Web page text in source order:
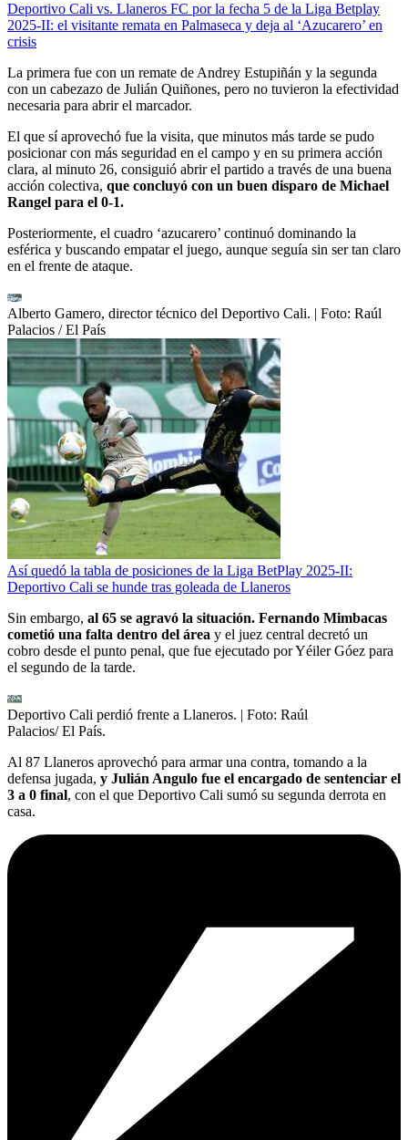
Deportivo Cali vs. Llaneros FC por la fecha 5 de la Liga Betplay
2025-II: el visitante remata en Palmaseca y deja al ‘Azucarero’ en
crisis
La primera fue con un remate de Andrey Estupiñán y la segunda
con un cabezazo de Julián Quiñones, pero no tuvieron la efectividad
necesaria para abrir el marcador.
El que sí aprovechó fue la visita, que minutos más tarde se pudo
posicionar con más seguridad en el campo y en su primera acción
clara, al minuto 26, consiguió abrir el partido a través de una buena
acción colectiva, que concluyó con un buen disparo de Michael
Rangel para el 0-1.
Posteriormente, el cuadro ‘azucarero’ continuó dominando la
esférica y buscando empatar el juego, aunque seguía sin ser tan claro
en el frente de ataque.
Alberto Gamero, director técnico del Deportivo Cali. | Foto: Raúl
Palacios / El País
Así quedó la tabla de posiciones de la Liga BetPlay 2025-II:
Deportivo Cali se hunde tras goleada de Llaneros
Sin embargo, al 65 se agravó la situación. Fernando Mimbacas
cometió una falta dentro del área y el juez central decretó un
cobro desde el punto penal, que fue ejecutado por Yéiler Góez para
el segundo de la tarde.
Deportivo Cali perdió frente a Llaneros. | Foto: Raúl
Palacios/ El País.
Al 87 Llaneros aprovechó para armar una contra, tomando a la
defensa jugada, y Julián Angulo fue el encargado de sentenciar el
3 a 0 final, con el que Deportivo Cali sumó su segunda derrota en
casa.